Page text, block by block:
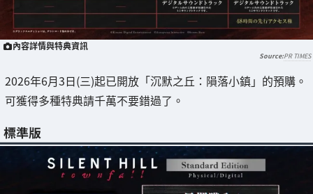
內容詳情與特典資訊
PR TIMES
2026年6月3日(三)起已開放「沉默之丘：隕落小鎮」的預購。
可獲得多種特典請千萬不要錯過了。
標準版